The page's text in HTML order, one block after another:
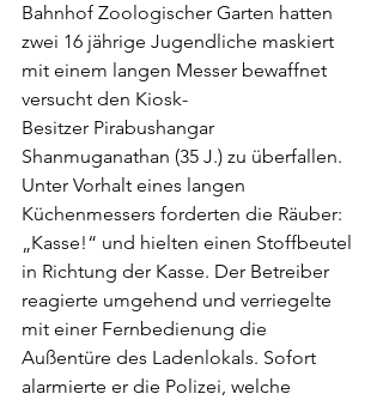
Bahnhof Zoologischer Garten hatten
zwei 16 jährige Jugendliche maskiert
mit einem langen Messer bewaffnet
versucht den Kiosk-
Besitzer Pirabushangar
Shanmuganathan (35 J.) zu überfallen.
Unter Vorhalt eines langen
Küchenmessers forderten die Räuber:
„Kasse!“ und hielten einen Stoffbeutel
in Richtung der Kasse. Der Betreiber
reagierte umgehend und verriegelte
mit einer Fernbedienung die
Außentüre des Ladenlokals. Sofort
alarmierte er die Polizei, welche